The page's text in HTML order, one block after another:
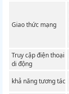
Giao thức mạng
Truy cập điện thoại
di động
khả năng tương tác